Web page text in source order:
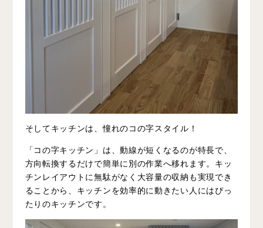
そしてキッチンは、憧れのコの字スタイル！
「コの字キッチン」は、動線が短くなるのが特長で、
方向転換するだけで簡単に別の作業へ移れます。キッ
チンレイアウトに無駄がなく大容量の収納も実現でき
ることから、キッチンを効率的に動きたい人にはぴっ
たりのキッチンです。